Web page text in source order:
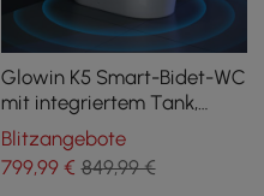
Glowin K5 Smart-Bidet-WC
mit integriertem Tank,
Kindersitz, komfortabler
Sitzhöhe
Blitzangebote
799,99€ 849,99 €